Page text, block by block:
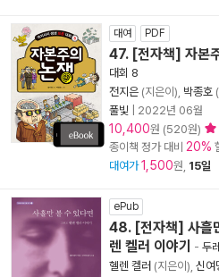
대여 PDF
47. [전자책] 자본
대회 8
전지은 (지은이), 박종호
풀빛
2022년 06월
10,400원 (520원)
종이책 정가 대비 20%
대여가 1,500원, 15일
ePub
48. [전자책] 사흘
렌 켈러 이야기
- 두
헬렌 켈러 (지은이), 신여